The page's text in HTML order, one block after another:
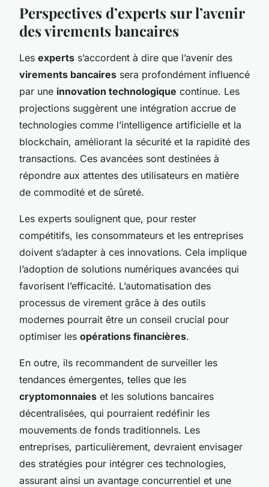
Perspectives d’experts sur l’avenir
des virements bancaires
Les experts s’accordent à dire que l’avenir des
virements bancaires sera profondément influencé
par une innovation technologique continue. Les
projections suggèrent une intégration accrue de
technologies comme l’intelligence artificielle et la
blockchain, améliorant la sécurité et la rapidité des
transactions. Ces avancées sont destinées à
répondre aux attentes des utilisateurs en matière
de commodité et de sûreté.
Les experts soulignent que, pour rester
compétitifs, les consommateurs et les entreprises
doivent s’adapter à ces innovations. Cela implique
l’adoption de solutions numériques avancées qui
favorisent l’efficacité. L’automatisation des
processus de virement grâce à des outils
modernes pourrait être un conseil crucial pour
optimiser les opérations financières.
En outre, ils recommandent de surveiller les
tendances émergentes, telles que les
cryptomonnaies et les solutions bancaires
décentralisées, qui pourraient redéfinir les
mouvements de fonds traditionnels. Les
entreprises, particulièrement, devraient envisager
des stratégies pour intégrer ces technologies,
assurant ainsi un avantage concurrentiel et une